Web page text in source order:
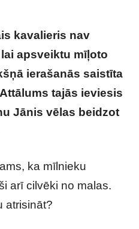
kavalieris nav
apsveiktu mīļoto
ierašanās saistīta
tajās ieviesis
Jānis vēlas beidzot
ka mīlnieku
arī cilvēki no malas.
atrisināt?